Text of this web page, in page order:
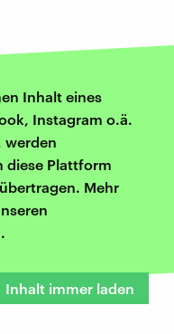
Inhalt eines
Instagram o.ä.
werden
diese Plattform
Mehr
.
Inhalt immer laden